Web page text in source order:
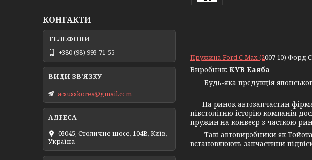
Пружина Ford C-Max (2007-10) Форд
Виробник: KYB Каяба
Будь-яка продукція
На ринок автозапчастин фірма
півстолітню історію компанія
пружин на конвеєр з часткою
Такі автовиробники як
встановлюють запчастини
КОНТАКТИ
+380 (98) 993-71-55
acsusskorea@gmail.com
03045, Столичне шосе, 104B, Київ,
Україна